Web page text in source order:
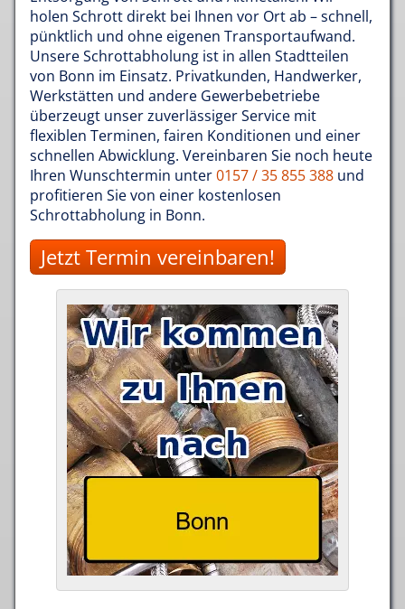
holen Schrott direkt bei Ihnen vor Ort ab – schnell,
pünktlich und ohne eigenen Transportaufwand.
Unsere Schrottabholung ist in allen Stadtteilen
von Bonn im Einsatz. Privatkunden, Handwerker,
Werkstätten und andere Gewerbebetriebe
überzeugt unser zuverlässiger Service mit
flexiblen Terminen, fairen Konditionen und einer
schnellen Abwicklung. Vereinbaren Sie noch heute
Ihren Wunschtermin unter0157 / 35 855 388 und
profitieren Sie von einer kostenlosen
Schrottabholung in Bonn.
Jetzt Termin vereinbaren!